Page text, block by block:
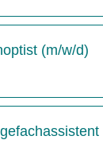
(m/w/d)